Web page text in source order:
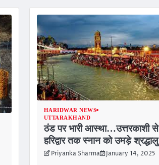
HARIDWAR NEWS
UTTARAKHAND
ठंड पर भारी आस्था…उत्तरकाशी से
हरिद्वार तक स्नान को उमड़े श्रद्धालु
Priyanka Sharma January 14, 2025